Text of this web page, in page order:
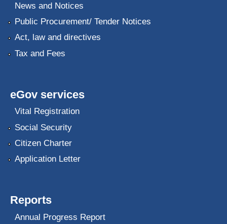
News and Notices
Public Procurement/ Tender Notices
Act, law and directives
Tax and Fees
eGov services
Vital Registration
Social Security
Citizen Charter
Application Letter
Reports
Annual Progress Report